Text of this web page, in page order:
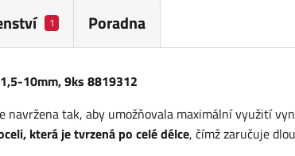
1 Poradna
10mm, 9ks 8819312
navržena tak, aby umožňovala maximální využití
která je tvrzená po celé délce, čímž zaručuje